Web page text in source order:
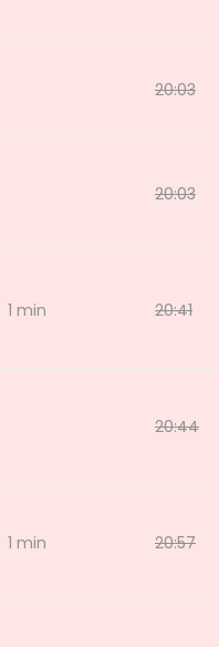
20:03
20:03
1 min 20:41
20:44
1 min 20:57